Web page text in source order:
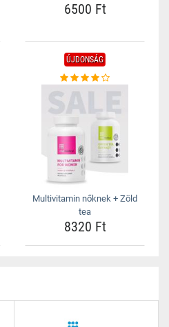
6500 Ft
ÚJDONSÁG
Multivitamin nőknek + Zöld
tea
8320 Ft